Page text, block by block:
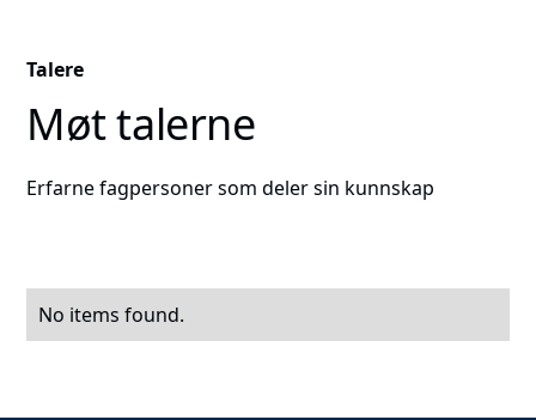
Talere
Møt talerne
Erfarne fagpersoner som deler sin kunnskap
No items found.